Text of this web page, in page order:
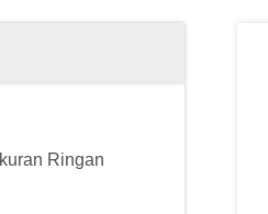
Ringan